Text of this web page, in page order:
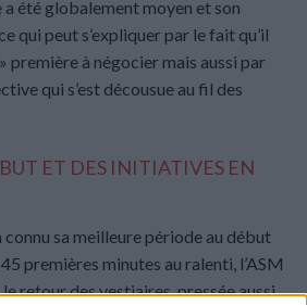
a été globalement moyen et son
qui peut s’expliquer par le fait qu’il
première à négocier mais aussi par
qui s’est décousue au fil des
ET DES INITIATIVES EN
connu sa meilleure période au début
premières minutes au ralenti, l’ASM
retour des vestiaires, pressée aussi